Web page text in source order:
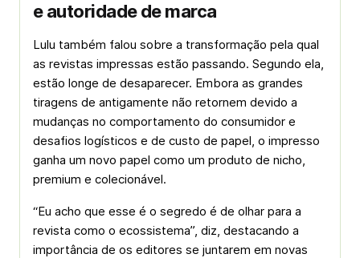
e autoridade de marca
Lulu também falou sobre a transformação pela qual
as revistas impressas estão passando. Segundo ela,
estão longe de desaparecer. Embora as grandes
tiragens de antigamente não retornem devido a
mudanças no comportamento do consumidor e
desafios logísticos e de custo de papel, o impresso
ganha um novo papel como um produto de nicho,
premium e colecionável.
“Eu acho que esse é o segredo é de olhar para a
revista como o ecossistema”, diz, destacando a
importância de os editores se juntarem em novas